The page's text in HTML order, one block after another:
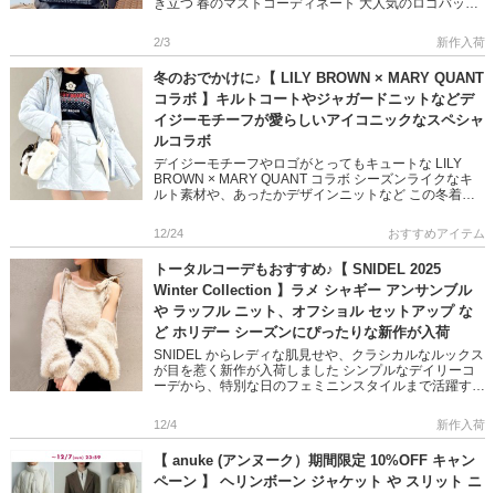
き立つ 春のマストコーディネート 大人気のロゴバッグ
カラーバリエー […]
2/3 新作入荷
冬のおでかけに♪【 LILY BROWN × MARY QUANT
コラボ 】キルトコートやジャガードニットなどデ
イジーモチーフが愛らしいアイコニックなスペシャ
ルコラボ
デイジーモチーフやロゴがとってもキュートな LILY
BROWN × MARY QUANT コラボ シーズンライクなキ
ルト素材や、あったかデザインニットなど この冬着た
[…]
12/24 おすすめアイテム
トータルコーデもおすすめ♪【 SNIDEL 2025
Winter Collection 】ラメ シャギー アンサンブル
や ラッフル ニット、オフショル セットアップ な
ど ホリデー シーズンにぴったりな新作が入荷
SNIDEL からレディな肌見せや、クラシカルなルックス
が目を惹く新作が入荷しました シンプルなデイリーコ
ーデから、特別な日のフェミニンスタイルまで活躍する
着回し力が高 […]
12/4 新作入荷
【 anuke (アンヌーク）期間限定 10%OFF キャン
ペーン 】 ヘリンボーン ジャケット や スリット ニ